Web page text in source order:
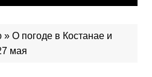
» О погоде в Костанае и
мая